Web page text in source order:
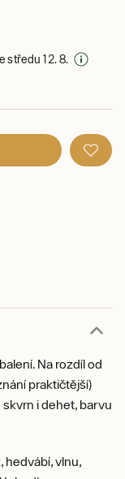
středu 12. 8.
Na rozdíl od
praktičtější)
i dehet, barvu
vlnu,